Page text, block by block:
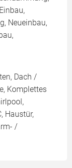
Neueinbau,
Dach /
Komplettes
Haustür,
/